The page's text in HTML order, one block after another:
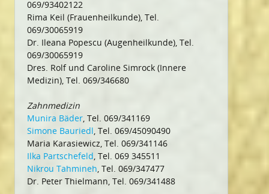
069/93402122
Rima Keil (Frauenheilkunde), Tel.
069/30065919
Dr. Ileana Popescu (Augenheilkunde), Tel.
069/30065919
Dres. Rolf und Caroline Simrock (Innere
Medizin), Tel. 069/346680
Zahnmedizin
Munira Bäder , Tel. 069/341169
Simone Bauriedl , Tel. 069/45090490
Maria Karasiewicz, Tel. 069/341146
Ilka Partschefeld , Tel. 069 345511
Nikrou Tahmineh , Tel. 069/347477
Dr. Peter Thielmann, Tel. 069/341488